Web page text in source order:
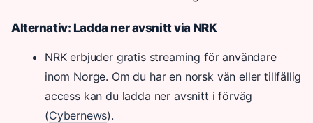
Alternativ: Ladda ner avsnitt via NRK
NRK erbjuder gratis streaming för användare
inom Norge. Om du har en norsk vän eller tillfällig
access kan du ladda ner avsnitt i förväg
(Cybernews).